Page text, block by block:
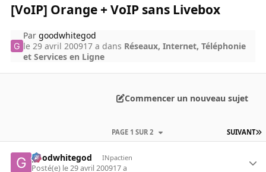
[VoIP] Orange + VoIP sans Livebox
Pargoodwhitegod
le 29 avril 200917 a dans Réseaux, Internet, Téléphonie
et Services en Ligne
Commencer un nouveau sujet
SUIVANT
PAGE 1 SUR 2
goodwhitegod INpactien
Posté(e) le 29 avril 200917 a